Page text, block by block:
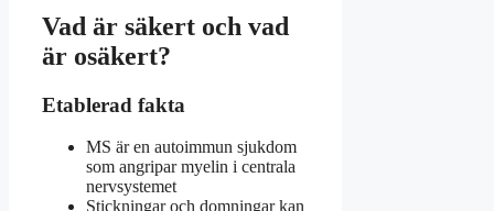
Vad är säkert och vad
är osäkert?
Etablerad fakta
MS är en autoimmun sjukdom
som angripar myelin i centrala
nervsystemet
Stickningar och domningar kan